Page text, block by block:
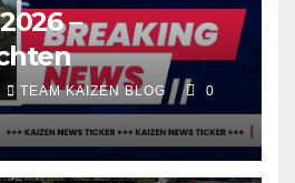
–
TEAM KAIZEN BLOG 0